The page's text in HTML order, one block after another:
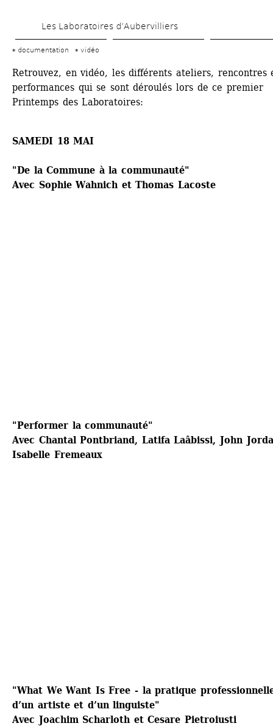
au
contenu
principal
Les Laboratoires d’Aubervilliers
documentation vidéo
Retrouvez, en vidéo, les différents ateliers, rencontres
performances qui se sont déroulés lors de ce premier
Printemps des Laboratoires:
SAMEDI 18 MAI
"De la Commune à la communauté"
Avec Sophie Wahnich et Thomas Lacoste
"Performer la communauté"
Avec Chantal Pontbriand, Latifa Laâbissi, John
Isabelle Fremeaux
"What We Want Is Free - la pratique
d’un artiste et d’un linguiste"
Avec Joachim Scharloth et Cesare Pietroiusti